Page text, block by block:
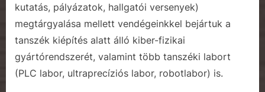
kutatás, pályázatok, hallgatói versenyek)
megtárgyalása mellett vendégeinkkel bejártuk a
tanszék kiépítés alatt álló kiber-fizikai
gyártórendszerét, valamint több tanszéki labort
(PLC labor, ultraprecíziós labor, robotlabor) is.